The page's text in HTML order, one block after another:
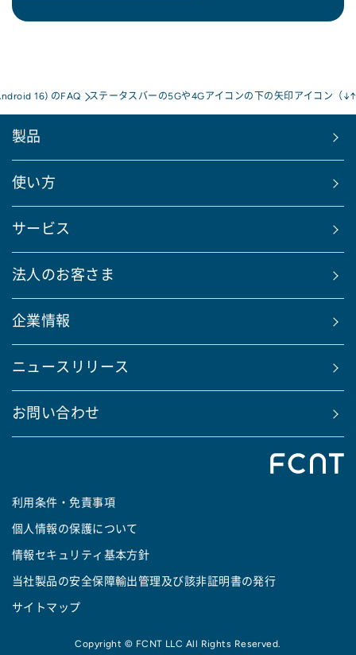
16) のFAQ ステータスバーの5Gや4Gアイコンの下の矢印アイコン（
製品
使い方
サービス
法人のお客さま
企業情報
ニュースリリース
お問い合わせ
利用条件・免責事項
個人情報の保護について
情報セキュリティ基本方針
当社製品の安全保障輸出管理及び該非証明書の発行
サイトマップ
Copyright © FCNT LLC All Rights Reserved.